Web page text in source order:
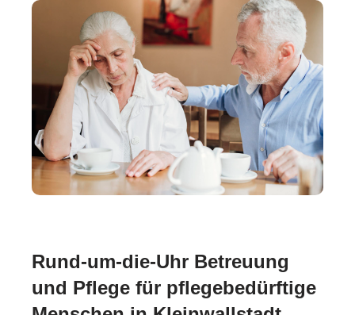
Rund-um-die-Uhr Betreuung
und Pflege für pflegebedürftige